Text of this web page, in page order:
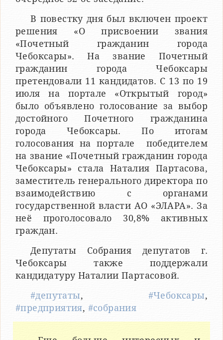
В повестку дня был включен проект
решения «О присвоении звания
«Почетный гражданин города
Чебоксары». На звание Почетный
гражданин города Чебоксары
претендовали 11 кандидатов. С 13 по 19
июля на портале «Открытый город»
было объявлено голосование за выбор
достойного Почетного гражданина
города Чебоксары. По итогам
голосования на портале победителем
на звание «Почетный гражданин города
Чебоксары» стала Наталия Партасова,
заместитель генерального директора по
взаимодействию с органами
государственной власти АО «ЭЛАРА». За
неё проголосовало 30,8% активных
граждан.
Депутаты Собрания депутатов г.
Чебоксары также поддержали
кандидатуру Наталии Партасовой.
#депутаты, #Чебоксары,
#предприятия, #собрания